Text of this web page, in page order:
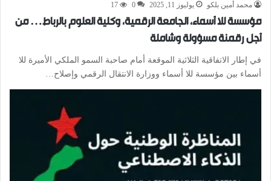
محمد أمين بلكو يوليوز 11, 2025 0
17
مؤسسة للا أسماء، الجامعة الرقمية، وكلية العلوم بالرباط… من
أجل رقمنة مسؤولة وشاملة
في إطار الاتفاقية الثلاثية الموقعة أمام صاحبة السمو الملكي الأميرة للا
أسماء بين مؤسسة للا أسماء ووزارة الانتقال الرقمي وإصلاح…